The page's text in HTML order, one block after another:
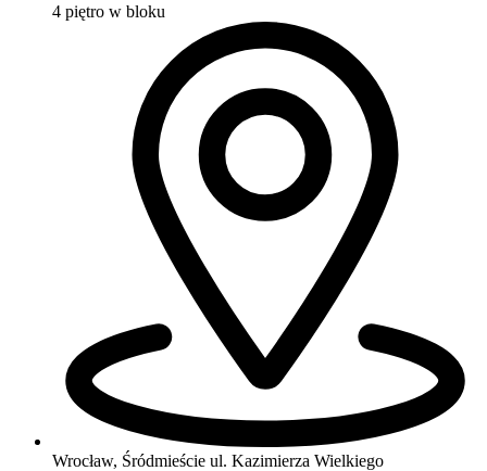
4 piętro w bloku
Wrocław, Śródmieście ul. Kazimierza Wielkiego